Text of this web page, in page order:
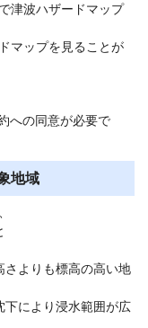
津波ハザードマップ
マップを見ることが
への同意が必要で
地域
さよりも標高の高い地
下により浸水範囲が広